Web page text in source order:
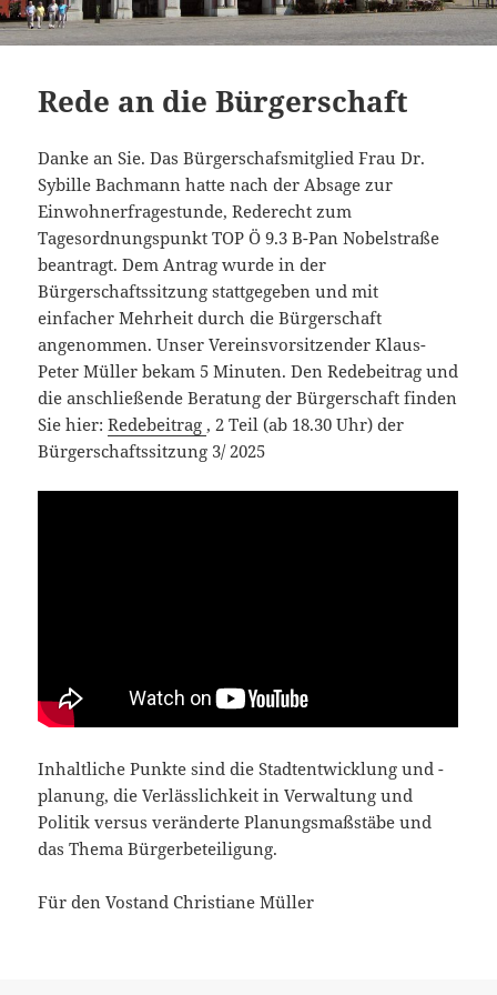
Rede an die Bürgerschaft
Danke an Sie. Das Bürgerschafsmitglied Frau Dr.
Sybille Bachmann hatte nach der Absage zur
Einwohnerfragestunde, Rederecht zum
Tagesordnungspunkt TOP Ö 9.3 B-Pan Nobelstraße
beantragt. Dem Antrag wurde in der
Bürgerschaftssitzung stattgegeben und mit
einfacher Mehrheit durch die Bürgerschaft
angenommen. Unser Vereinsvorsitzender Klaus-
Peter Müller bekam 5 Minuten. Den Redebeitrag und
die anschließende Beratung der Bürgerschaft finden
Sie hier:Redebeitrag , 2 Teil (ab 18.30 Uhr) der
Bürgerschaftssitzung 3/ 2025
Inhaltliche Punkte sind die Stadtentwicklung und -
planung, die Verlässlichkeit in Verwaltung und
Politik versus veränderte Planungsmaßstäbe und
das Thema Bürgerbeteiligung.
Für den Vostand Christiane Müller